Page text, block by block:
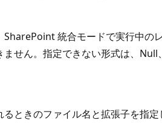
統合モードで実行中の
せん。指定できない形式は、Null
ときのファイル名と拡張子を指